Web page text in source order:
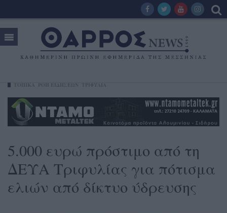
5.000 ευρώ πρόστιμο από τη
ΔΕΥΑ Τριφυλίας για πότισμα
ελιών από δίκτυο ύδρευσης